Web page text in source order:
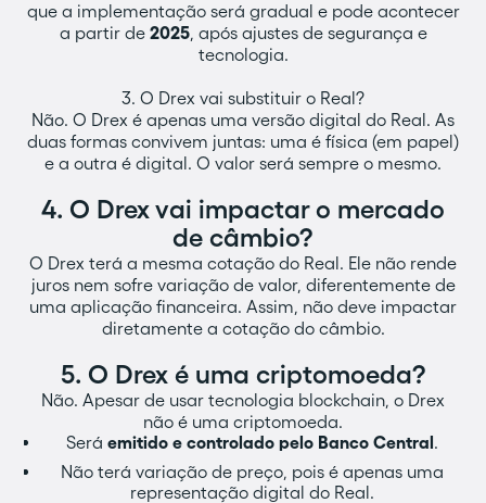
que a implementação será gradual e pode acontecer
a partir de 2025, após ajustes de segurança e
tecnologia.
3. O Drex vai substituir o Real?
Não. O Drex é apenas uma versão digital do Real. As
duas formas convivem juntas: uma é física (em papel)
e a outra é digital. O valor será sempre o mesmo.
4. O Drex vai impactar o mercado
de câmbio?‍
O Drex terá a mesma cotação do Real. Ele não rende
juros nem sofre variação de valor, diferentemente de
uma aplicação financeira. Assim, não deve impactar
diretamente a cotação do câmbio.
5. O Drex é uma criptomoeda?‍
Não. Apesar de usar tecnologia blockchain, o Drex
não é uma criptomoeda.
Será emitido e controlado pelo Banco Central.
Não terá variação de preço, pois é apenas uma
representação digital do Real.